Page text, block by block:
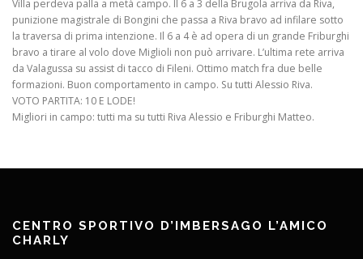
Villa perdeva palla a metà campo. Il 6 a 3 della Brugola arriva da Riva,
punizione magistrale di Bongini che passa a Riva bravo ad infilare sotto
la traversa di prima intenzione. Il 6 a 4 è ad opera di un grande Friburghi
bravo a tirare al volo dove Miglioli non può arrivare. L’ultima rete arriva
da Valagussa su assist di tacco di Fileni. Ottimo match fra due belle
formazioni. Buon comportamento in campo. Su tutti Alessio Riva.
VOTO PARTITA: 10 E LODE!
Migliori in campo: tutti ma su tutti Riva Alessio e Friburghi Matteo.
CENTRO SPORTIVO D’IMBERSAGO L’AMICO
CHARLY